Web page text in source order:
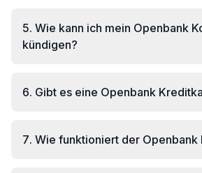
5. Wie kann ich mein Openbank
kündigen?
6. Gibt es eine Openbank
7. Wie funktioniert der Openbank